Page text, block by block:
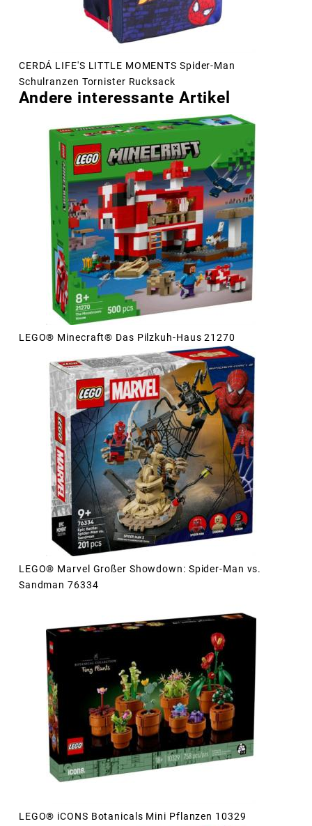
CERDÁ LIFE'S LITTLE MOMENTS Spider-Man
Schulranzen Tornister Rucksack
Andere interessante Artikel
LEGO® Minecraft® Das Pilzkuh-Haus 21270
LEGO® Marvel Großer Showdown: Spider-Man vs.
Sandman 76334
LEGO® iCONS Botanicals Mini Pflanzen 10329